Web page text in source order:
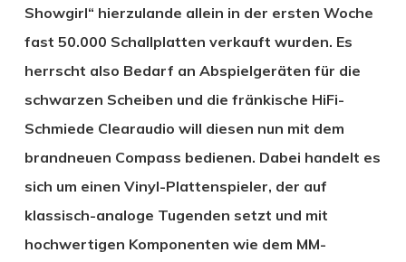
Showgirl“ hierzulande allein in der ersten Woche
fast 50.000 Schallplatten verkauft wurden. Es
herrscht also Bedarf an Abspielgeräten für die
schwarzen Scheiben und die fränkische HiFi-
Schmiede Clearaudio will diesen nun mit dem
brandneuen Compass bedienen. Dabei handelt es
sich um einen Vinyl-Plattenspieler, der auf
klassisch-analoge Tugenden setzt und mit
hochwertigen Komponenten wie dem MM-